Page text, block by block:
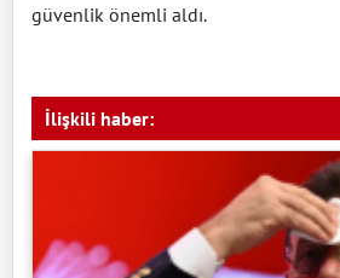
güvenlik önemli aldı.
İlişkili haber: